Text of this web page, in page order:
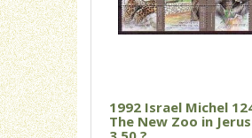
1992 Israel Michel
The New Zoo in